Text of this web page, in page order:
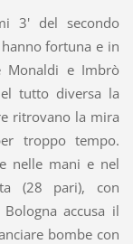
3' del secondo
fortuna e in
Monaldi e Imbrò
tutto diversa la
ritrovano la mira
troppo tempo.
nelle mani e nel
(28 pari), con
accusa il
bombe con